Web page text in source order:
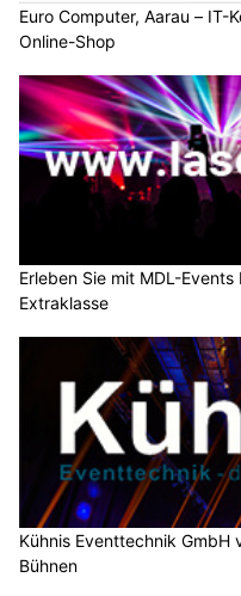
Euro Computer, Aarau – IT-
Online-Shop
Erleben Sie mit MDL-
Extraklasse
Kühnis Eventtechnik
Bühnen